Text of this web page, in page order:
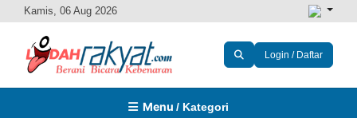
Kamis, 06 Aug 2026
Login / Daftar
Menu / Kategori